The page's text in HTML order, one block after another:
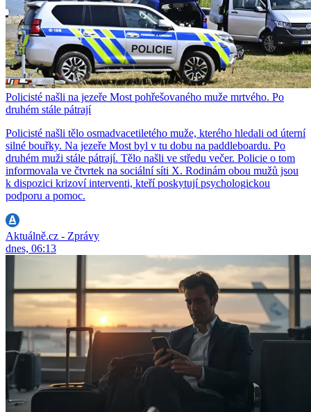
Policisté našli na jezeře Most pohřešovaného muže mrtvého. Po
druhém stále pátrají
Policisté našli tělo osmadvacetiletého muže, kterého hledali od úterní
silné bouřky. Na jezeře Most byl v tu dobu na paddleboardu. Po
druhém muži stále pátrají. Tělo našli ve středu večer. Policie o tom
informovala ve čtvrtek na sociální síti X. Rodinám obou mužů jsou
k dispozici krizoví interventi, kteří poskytují psychologickou
podporu a pomoc.
Aktuálně.cz - Zprávy
dnes, 06:13